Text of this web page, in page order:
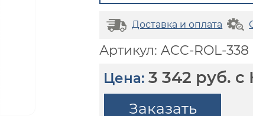
Доставка и оплата
Артикул: ACC-ROL-338
Цена:3 342 руб.
Заказать